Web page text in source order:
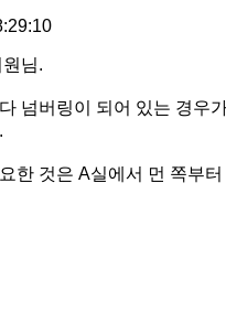
님.
넘버링이 되어 있는 경우
한 것은 A실에서 먼 쪽부